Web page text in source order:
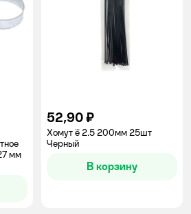
мм
52,90 ₽
Хомут ё 2.5 200мм 25шт
Черный
В корзину